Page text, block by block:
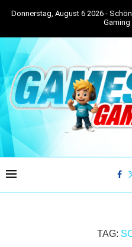
Donnerstag, August 6 2026 -
TAG: